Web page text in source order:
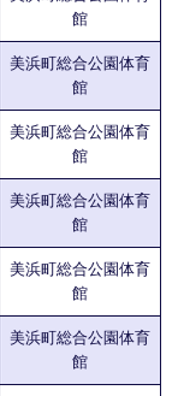
館
美浜町総合公園体育
館
美浜町総合公園体育
館
美浜町総合公園体育
館
美浜町総合公園体育
館
美浜町総合公園体育
館